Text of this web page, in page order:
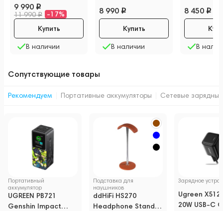
9 990
11 990 -17%
В наличии
Купить
8 990
В наличии
Купить
8 450
В
Сопутствующие товары
Рекомендуем Портативные аккумуляторы Сетевые
Портативный
аккумулятор
UGREEN PB721
Genshin Impact
Подставка для
наушников
ddHiFi HS270
Headphone Stand
Зарядное
Ugreen X512
20W USB-C